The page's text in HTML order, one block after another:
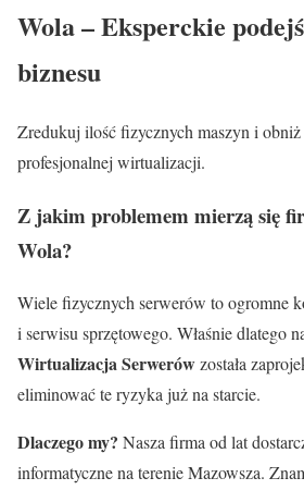
Wola – Eksperckie
biznesu
Zredukuj ilość fizycznych maszyn i
profesjonalnej wirtualizacji.
Z jakim problemem mierzą się
Wola?
Wiele fizycznych serwerów to ogromne
i serwisu sprzętowego. Właśnie dlatego
Wirtualizacja Serwerówzostała
eliminować te ryzyka już na starcie.
Dlaczego my? Nasza firma od lat
informatyczne na terenie Mazowsza.